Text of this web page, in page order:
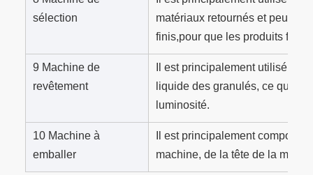
sélection
matériaux retournés et peut
finis,pour que les produits finis
9 Machine de
revêtement
Il est principalement utilisé
liquide des granulés, ce qui
luminosité.
10 Machine à
emballer
Il est principalement composé
machine, de la tête de la